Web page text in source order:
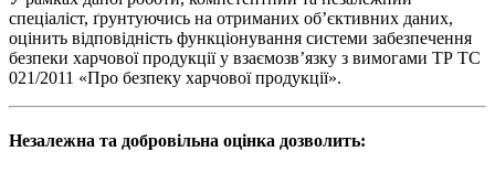
спеціаліст, ґрунтуючись на отриманих об’єктивних даних,
оцінить відповідність функціонування системи забезпечення
безпеки харчової продукції у взаємозв’язку з вимогами ТР ТС
021/2011 «Про безпеку харчової продукції».
Незалежна та добровільна оцінка дозволить: